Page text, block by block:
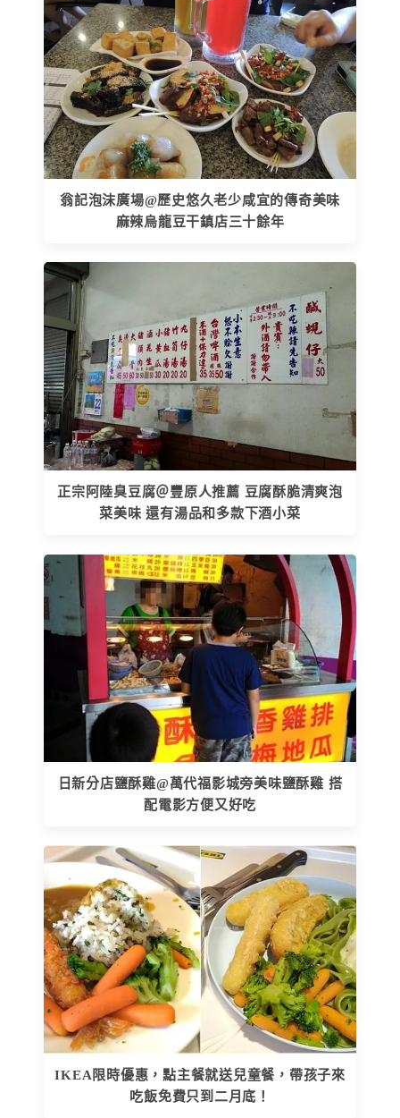
翁記泡沫廣場@歷史悠久老少咸宜的傳奇美味
麻辣烏龍豆干鎮店三十餘年
正宗阿陸臭豆腐＠豐原人推薦 豆腐酥脆清爽泡
菜美味 還有湯品和多款下酒小菜
日新分店鹽酥雞@萬代福影城旁美味鹽酥雞 搭
配電影方便又好吃
IKEA限時優惠，點主餐就送兒童餐，帶孩子來
吃飯免費只到二月底！